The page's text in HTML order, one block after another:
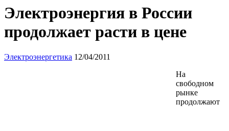
Электроэнергия в России
продолжает расти в цене
Электроэнергетика 12/04/2011
На
свободном
рынке
продолжают